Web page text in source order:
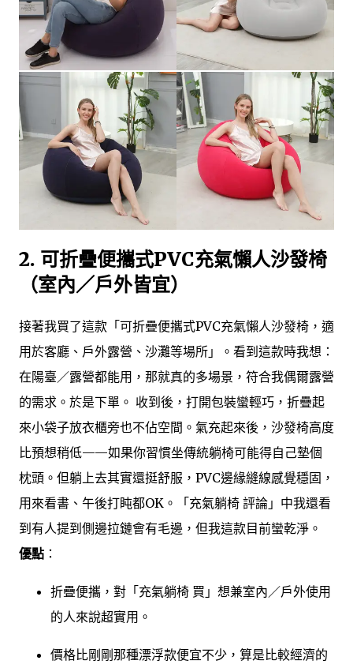
2. 可折疊便攜式PVC充氣懶人沙發椅
（室內／戶外皆宜）
接著我買了這款「可折疊便攜式PVC充氣懶人沙發椅，適
用於客廳、戶外露營、沙灘等場所」。看到這款時我想：
在陽臺／露營都能用，那就真的多場景，符合我偶爾露營
的需求。於是下單。 收到後，打開包裝蠻輕巧，折疊起
來小袋子放衣櫃旁也不佔空間。氣充起來後，沙發椅高度
比預想稍低——如果你習慣坐傳統躺椅可能得自己墊個
枕頭。但躺上去其實還挺舒服，PVC邊緣縫線感覺穩固，
用來看書、午後打盹都OK。「充氣躺椅 評論」中我還看
到有人提到側邊拉鏈會有毛邊，但我這款目前蠻乾淨。
優點 ：
折疊便攜，對「充氣躺椅 買」想兼室內／戶外使用
的人來說超實用。
價格比剛剛那種漂浮款便宜不少，算是比較經濟的